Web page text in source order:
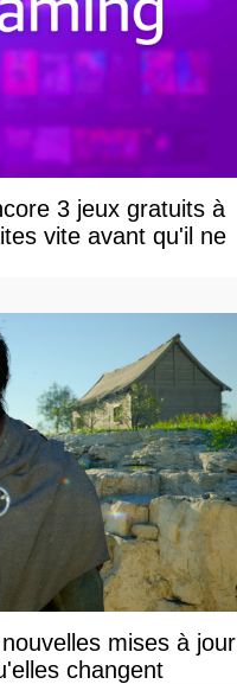
3 jeux gratuits à
vite avant qu'il ne
mises à jour
changent